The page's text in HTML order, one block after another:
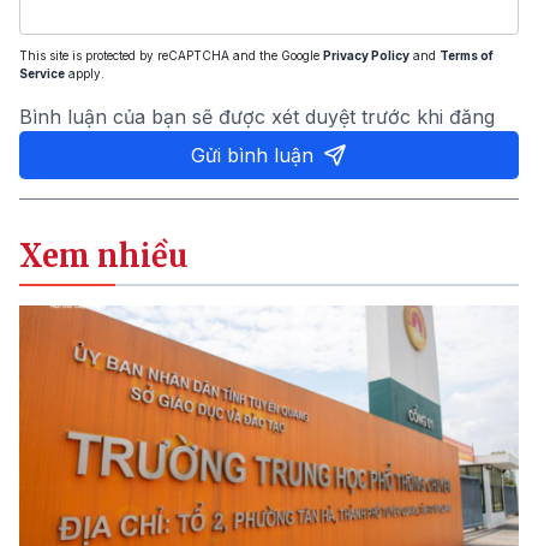
This site is protected by reCAPTCHA and the Google Privacy Policy and Terms of
Service apply.
Bình luận của bạn sẽ được xét duyệt trước khi đăng
Gửi bình luận
Xem nhiều